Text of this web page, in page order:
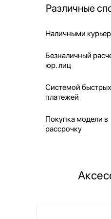
Различные
Наличными
Безналичный
юр. лиц
Системой быстрых
платежей
Покупка модели в
рассрочку